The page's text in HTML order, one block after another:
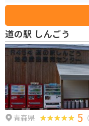
ーナーがあります。また、レ
や、岩泉短角牛を使った料理などを
際は、道の駅 いわいずみを
すすめです。国道455号線は
知られており、ツーリングに
スペースも用意されているの
は、北東北屈指の鍾乳洞「
「宇霊羅山」など、見どこ
ど、地元の特産品も豊富です。
道の駅 しんごう
青森県 5